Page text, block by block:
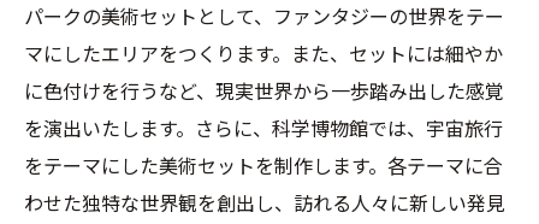
パークの美術セットとして、ファンタジーの世界をテー
マにしたエリアをつくります。また、セットには細やか
に色付けを行うなど、現実世界から一歩踏み出した感覚
を演出いたします。さらに、科学博物館では、宇宙旅行
をテーマにした美術セットを制作します。各テーマに合
わせた独特な世界観を創出し、訪れる人々に新しい発見